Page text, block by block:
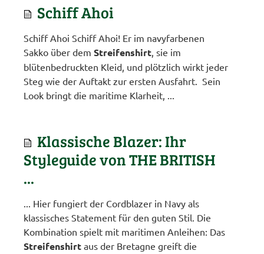
Schiff Ahoi
Schiff Ahoi Schiff Ahoi! Er im navyfarbenen
Sakko über dem Streifenshirt, sie im
blütenbedruckten Kleid, und plötzlich wirkt jeder
Steg wie der Auftakt zur ersten Ausfahrt. Sein
Look bringt die maritime Klarheit, ...
Klassische Blazer: Ihr
Styleguide von THE BRITISH
...
... Hier fungiert der Cordblazer in Navy als
klassisches Statement für den guten Stil. Die
Kombination spielt mit maritimen Anleihen: Das
Streifenshirt aus der Bretagne greift die